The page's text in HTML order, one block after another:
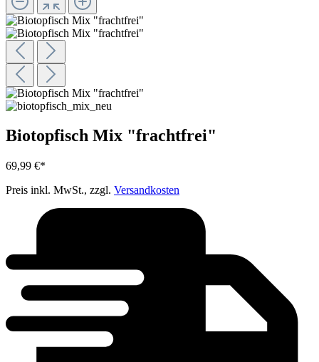
Biotopfisch Mix "frachtfrei"
69,99 €*
Preis inkl. MwSt., zzgl. Versandkosten